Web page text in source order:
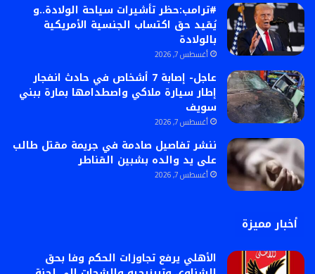
#ترامب:حظر تأشيرات سياحة الولادة..و
يُقيد حق اكتساب الجنسية الأمريكية
بالولادة
أغسطس 7, 2026
عاجل- إصابة 7 أشخاص في حادث انفجار
إطار سيارة ملاكي واصطدامها بمارة ببني
سويف
أغسطس 7, 2026
ننشر تفاصيل صادمة في جريمة مقتل طالب
على يد والده بشبين القناطر
أغسطس 7, 2026
أخبار مميزة
الأهلي يرفع تجاوزات الحكم وفا بحق